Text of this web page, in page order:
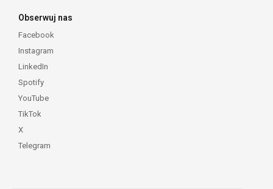
Obserwuj nas
Facebook
Instagram
LinkedIn
Spotify
YouTube
TikTok
X
Telegram